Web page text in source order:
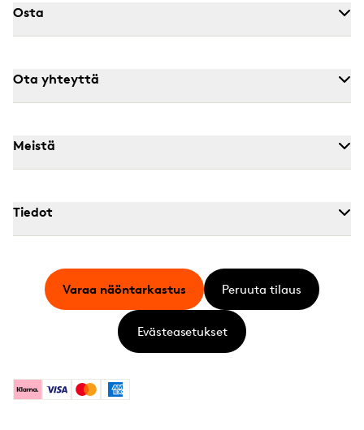
Osta
Ota yhteyttä
Meistä
Tiedot
KlarnaVisa MastercardAmerican Express
Varaa näöntarkastus Peruuta tilaus
Evästeasetukset